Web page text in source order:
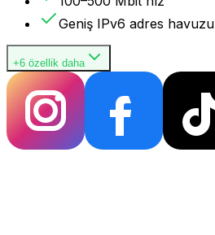
Geniş IPv6 adres havuzu
+6 özellik daha